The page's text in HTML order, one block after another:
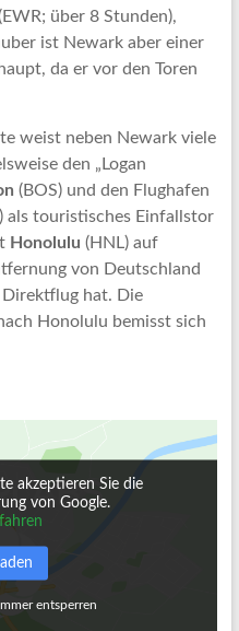
über 8 Stunden),
ist Newark aber einer
da er vor den Toren
weist neben Newark viele
den „Logan
(BOS) und den Flughafen
als touristisches Einfallstor
Honolulu (HNL) auf
von Deutschland
hat. Die
Honolulu bemisst sich
akzeptieren Sie die
von Google.
entsperren